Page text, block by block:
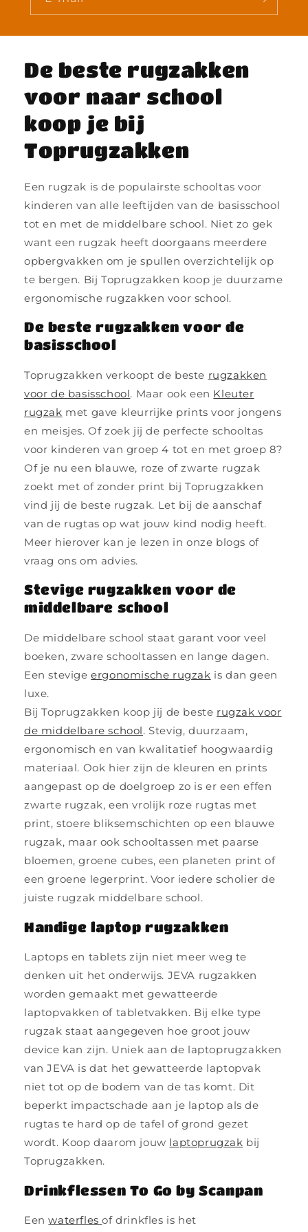
De beste rugzakken
voor naar school
koop je bij
Toprugzakken
Een rugzak is de populairste schooltas voor
kinderen van alle leeftijden van de basisschool
tot en met de middelbare school. Niet zo gek
want een rugzak heeft doorgaans meerdere
opbergvakken om je spullen overzichtelijk op
te bergen. Bij Toprugzakken koop je duurzame
ergonomische rugzakken voor school.
De beste rugzakken voor de
basisschool
Toprugzakken verkoopt de beste rugzakken
voor de basisschool. Maar ook een Kleuter
rugzak met gave kleurrijke prints voor jongens
en meisjes. Of zoek jij de perfecte schooltas
voor kinderen van groep 4 tot en met groep 8?
Of je nu een blauwe, roze of zwarte rugzak
zoekt met of zonder print bij Toprugzakken
vind jij de beste rugzak. Let bij de aanschaf
van de rugtas op wat jouw kind nodig heeft.
Meer hierover kan je lezen in onze blogs of
vraag ons om advies.
Stevige rugzakken voor de
middelbare school
De middelbare school staat garant voor veel
boeken, zware schooltassen en lange dagen.
Een stevigeergonomische rugzak is dan geen
luxe.
Bij Toprugzakken koop jij de beste rugzak voor
de middelbare school. Stevig, duurzaam,
ergonomisch en van kwalitatief hoogwaardig
materiaal. Ook hier zijn de kleuren en prints
aangepast op de doelgroep zo is er een effen
zwarte rugzak, een vrolijk roze rugtas met
print, stoere bliksemschichten op een blauwe
rugzak, maar ook schooltassen met paarse
bloemen, groene cubes, een planeten print of
een groene legerprint. Voor iedere scholier de
juiste rugzak middelbare school.
Handige laptop rugzakken
Laptops en tablets zijn niet meer weg te
denken uit het onderwijs. JEVA rugzakken
worden gemaakt met gewatteerde
laptopvakken of tabletvakken. Bij elke type
rugzak staat aangegeven hoe groot jouw
device kan zijn. Uniek aan de laptoprugzakken
van JEVA is dat het gewatteerde laptopvak
niet tot op de bodem van de tas komt. Dit
beperkt impactschade aan je laptop als de
rugtas te hard op de tafel of grond gezet
wordt. Koop daarom jouw laptoprugzak bij
Toprugzakken.
Drinkflessen To Go by Scanpan
Eenwaterflesof drinkfles is het